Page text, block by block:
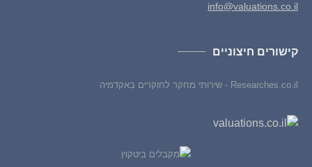
info@valuations.co.il
קישורים חיצוניים
Researches.co.il - שירותי מחקר לחוקרים באקדמיה